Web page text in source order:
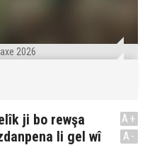
2026
ji bo rewşa
li gel wî
A+
A-